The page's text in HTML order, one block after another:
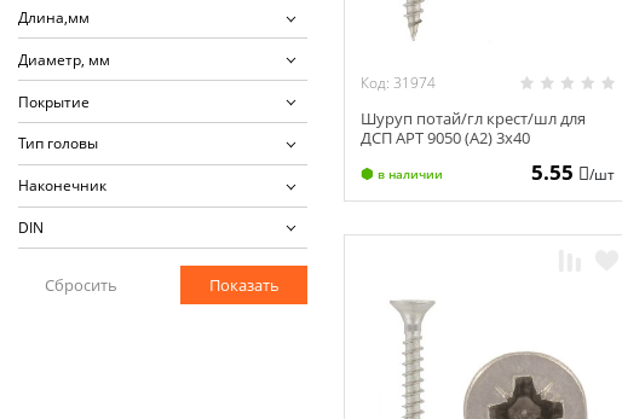
Длина,мм
Диаметр, мм
Покрытие
Тип головы
Наконечник
DIN
Код: 31974
Шуруп потай/гл крест/шл для
ДСП АРТ 9050 (А2) 3х40
в наличии 5.55 /шт